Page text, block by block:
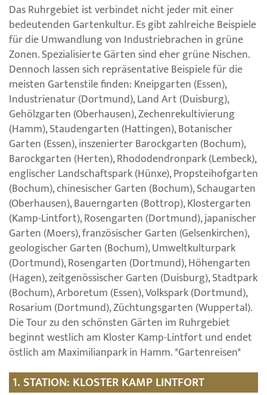
Das Ruhrgebiet ist verbindet nicht jeder mit einer
bedeutenden Gartenkultur. Es gibt zahlreiche Beispiele
für die Umwandlung von Industriebrachen in grüne
Zonen. Spezialisierte Gärten sind eher grüne Nischen.
Dennoch lassen sich repräsentative Beispiele für die
meisten Gartenstile finden: Kneipgarten (Essen),
Industrienatur (Dortmund), Land Art (Duisburg),
Gehölzgarten (Oberhausen), Zechenrekultivierung
(Hamm), Staudengarten (Hattingen), Botanischer
Garten (Essen), inszenierter Barockgarten (Bochum),
Barockgarten (Herten), Rhododendronpark (Lembeck),
englischer Landschaftspark (Hünxe), Propsteihofgarten
(Bochum), chinesischer Garten (Bochum), Schaugarten
(Oberhausen), Bauerngarten (Bottrop), Klostergarten
(Kamp-Lintfort), Rosengarten (Dortmund), japanischer
Garten (Moers), französischer Garten (Gelsenkirchen),
geologischer Garten (Bochum), Umweltkulturpark
(Dortmund), Rosengarten (Dortmund), Höhengarten
(Hagen), zeitgenössischer Garten (Duisburg), Stadtpark
(Bochum), Arboretum (Essen), Volkspark (Dortmund),
Rosarium (Dortmund), Züchtungsgarten (Wuppertal).
Die Tour zu den schönsten Gärten im Ruhrgebiet
beginnt westlich am Kloster Kamp-Lintfort und endet
östlich am Maximilianpark in Hamm. *Gartenreisen*
1. STATION: KLOSTER KAMP LINTFORT